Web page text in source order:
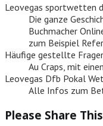
Leovegas sportwetten
Die ganze
Buchmacher
zum Beispiel
Häufige gestellte
Au Craps, mit
Leovegas Dfb Pokal
Alle Infos zum
Please Share This